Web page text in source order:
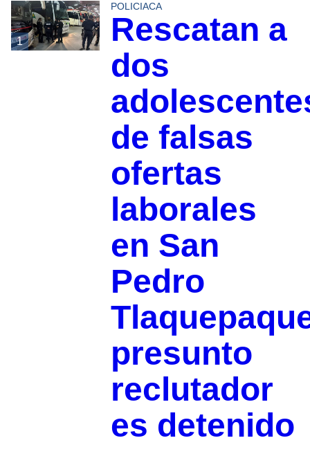
1
POLICIACA
Rescatan a
dos
de falsas
ofertas
laborales
en San
Pedro
presunto
reclutador
es detenido